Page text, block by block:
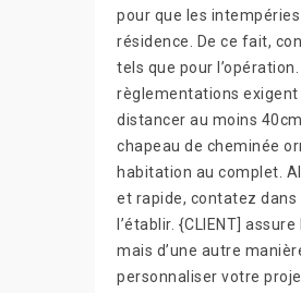
pour que les
résidence. De ce fait,
tels que pour
règlementations
distancer au moins
chapeau de cheminée
habitation au complet.
et rapide, contatez dans
l’établir. {CLIENT]
mais d’une autre
personnaliser votre